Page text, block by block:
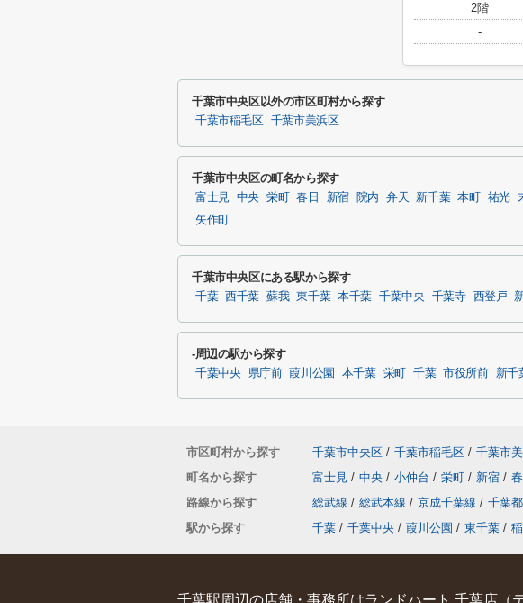
2階
-
千葉市中央区以外の市区町村から探す
千葉市稲毛区 千葉市美浜区
千葉市中央区の町名から探す
富士見 中央 栄町 春日 新宿 院内 弁天 新千葉 本町 祐光
矢作町
千葉市中央区にある駅から探す
千葉 西千葉 蘇我 東千葉 本千葉 千葉中央 千葉寺 西登戸
-周辺の駅から探す
千葉中央 県庁前 葭川公園 本千葉 栄町 千葉 市役所前 新千
市区町村から探す 千葉市中央区 / 千葉市稲毛区 / 千葉市
町名から探す
富士見 / 中央 / 小仲台 / 栄町 / 新宿 /
路線から探す
総武線 / 総武本線 / 京成千葉線 / 千葉
駅から探す
千葉 / 千葉中央 / 葭川公園 / 東千葉 /
千葉駅周辺の店舗・事務所はランドハート 千葉店（